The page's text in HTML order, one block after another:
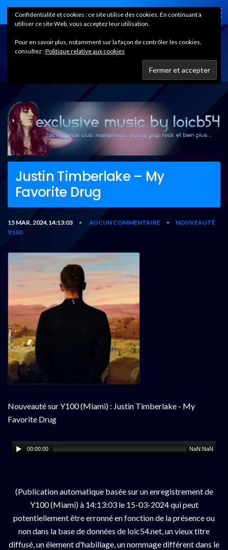
Home
Justin Timberlake – My
Favorite Drug
15 MAR, 2024,14:13:03 • AUCUN COMMENTAIRE •
NOUVEAUTÉ
Y100
Nouveauté sur Y100 (Miami) : Justin Timberlake - My
Favorite Drug
00:00:00 NaN:NaN
(Publication automatique basée sur un enregistrement de
Y100 (Miami) à 14:13:03 le 15-03-2024 qui peut
potentiellement être erronné en fonction de la présence ou
non dans la base de données de loic54.net, un vieux titre
diffusé, un élement d'habillage, un nommage différent dans le
Confidentialité et cookies : ce site utilise des cookies. En continuant à
utiliser ce site Web, vous acceptez leur utilisation.
Pour en savoir plus, notamment sur la façon de contrôler les cookies,
consultez :Politique relative aux cookies